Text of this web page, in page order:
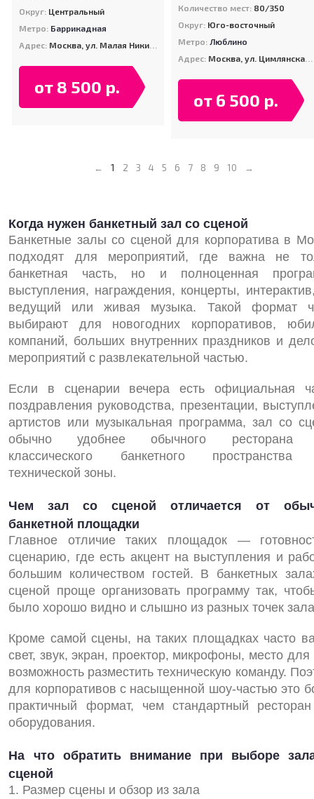
Округ: Центральный
Метро: Баррикадная
Адрес: Москва, ул. Малая Никитская, д. 20
от 8 500 р.
Количество мест: 80/350
Округ: Юго-восточный
Метро: Люблино
Адрес: Москва, ул. Цимлянская, д. 2А
от 6 500 р.
← 1 2 3 4 5 6 7 8 9 10 →
Когда нужен банкетный зал со сценой
Банкетные залы со сценой для корпоратива в
подходят для мероприятий, где важна не
банкетная часть, но и полноценная
выступления, награждения, концерты,
ведущий или живая музыка. Такой формат
выбирают для новогодних корпоративов,
компаний, больших внутренних праздников и
мероприятий с развлекательной частью.
Если в сценарии вечера есть официальная
поздравления руководства, презентации,
артистов или музыкальная программа, зал со
обычно удобнее обычного ресторана
классического банкетного пространства
технической зоны.
Чем зал со сценой отличается от
банкетной площадки
Главное отличие таких площадок —
сценарию, где есть акцент на выступления и
большим количеством гостей. В банкетных
сценой проще организовать программу так,
было хорошо видно и слышно из разных точек
Кроме самой сцены, на таких площадках часто
свет, звук, экран, проектор, микрофоны, место для
возможность разместить техническую команду.
для корпоративов с насыщенной шоу‑частью это
практичный формат, чем стандартный
оборудования.
На что обратить внимание при выборе
сценой
1. Размер сцены и обзор из зала